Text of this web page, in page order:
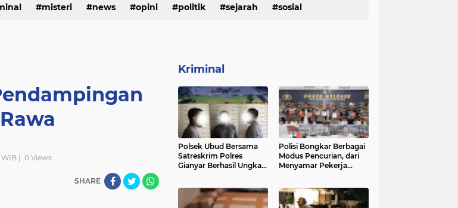
misteri news opini politik sejarah sosial
| 0Views
SHARE
Kriminal
Polsek Ubud Bersama
Satreskrim Polres
Gianyar Berhasil Ungkap
Polisi Bongkar Berbagai
Modus Pencurian, dari
Menyamar Pekerja